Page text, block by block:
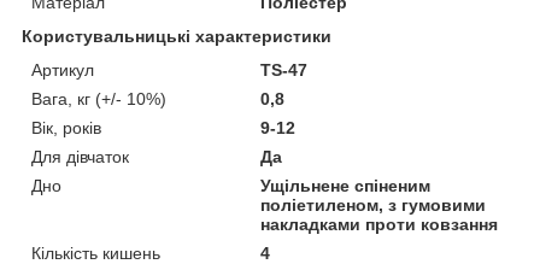
Користувальницькі характеристики
Артикул
TS-47
Вага, кг (+/- 10%)
0,8
Вік, років
9-12
Для дівчаток
Да
Дно
Ущільнене спіненим
поліетиленом, з гумовими
накладками проти ковзання
Кількість кишень
4